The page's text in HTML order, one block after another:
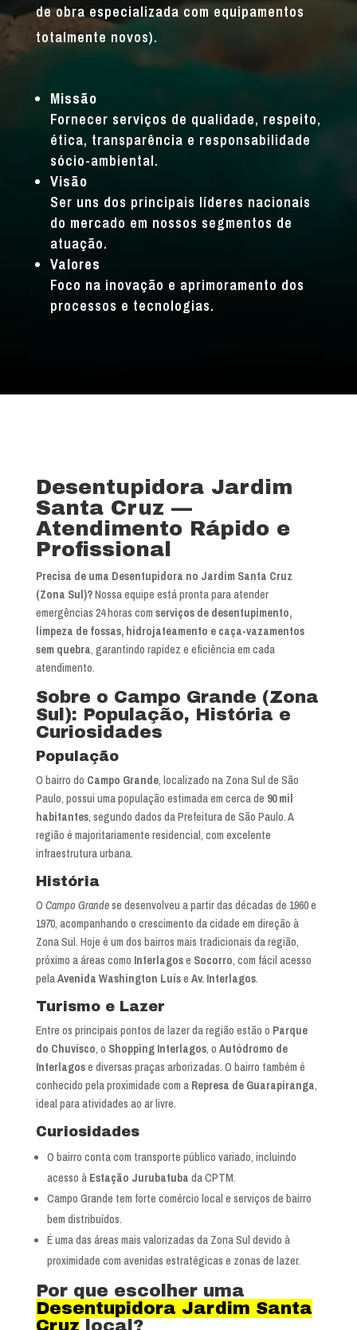
de obra especializada com equipamentos
totalmente novos).
Missão
Fornecer serviços de qualidade, respeito,
ética, transparência e responsabilidade
sócio-ambiental.
Visão
Ser uns dos principais líderes nacionais
do mercado em nossos segmentos de
atuação.
Valores
Foco na inovação e aprimoramento dos
processos e tecnologias.
Desentupidora Jardim
Santa Cruz —
Atendimento Rápido e
Profissional
Precisa de uma Desentupidora no Jardim Santa Cruz
(Zona Sul)?Nossa equipe está pronta para atender
emergências 24 horas com serviços de desentupimento,
limpeza de fossas, hidrojateamento e caça-vazamentos
sem quebra, garantindo rapidez e eficiência em cada
atendimento.
Sobre o Campo Grande (Zona
Sul): População, História e
Curiosidades
População
O bairro do Campo Grande, localizado na Zona Sul de São
Paulo, possui uma população estimada em cerca de 90 mil
habitantes, segundo dados da Prefeitura de São Paulo. A
região é majoritariamente residencial, com excelente
infraestrutura urbana.
História
O Campo Grandese desenvolveu a partir das décadas de 1960 e
1970, acompanhando o crescimento da cidade em direção à
Zona Sul. Hoje é um dos bairros mais tradicionais da região,
próximo a áreas como Interlagose Socorro, com fácil acesso
pelaAvenida Washington Luíse Av. Interlagos.
Turismo e Lazer
Entre os principais pontos de lazer da região estão o Parque
do Chuvisco, o Shopping Interlagos, o Autódromo de
Interlagose diversas praças arborizadas. O bairro também é
conhecido pela proximidade com a Represa de Guarapiranga,
ideal para atividades ao ar livre.
Curiosidades
O bairro conta com transporte público variado, incluindo
acesso à Estação Jurubatuba da CPTM.
Campo Grande tem forte comércio local e serviços de bairro
bem distribuídos.
É uma das áreas mais valorizadas da Zona Sul devido à
proximidade com avenidas estratégicas e zonas de lazer.
Por que escolher uma
Desentupidora Jardim Santa
Cruz local?